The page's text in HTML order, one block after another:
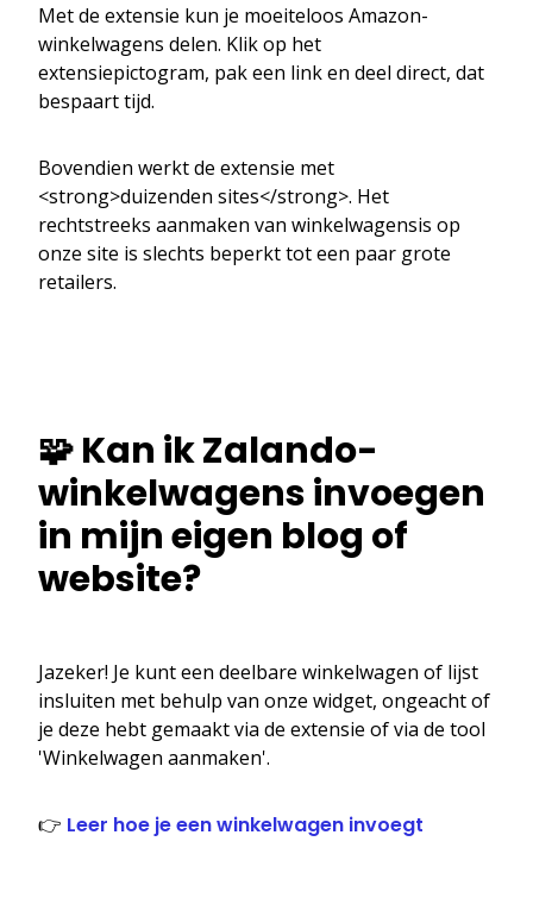
Met de extensie kun je moeiteloos Amazon-
winkelwagens delen. Klik op het
extensiepictogram, pak een link en deel direct, dat
bespaart tijd.
Bovendien werkt de extensie met
<strong>duizenden sites</strong>. Het
rechtstreeks aanmaken van winkelwagensis op
onze site is slechts beperkt tot een paar grote
retailers.
🧩 Kan ik Zalando-
winkelwagens invoegen
in mijn eigen blog of
website?
Jazeker! Je kunt een deelbare winkelwagen of lijst
insluiten met behulp van onze widget, ongeacht of
je deze hebt gemaakt via de extensie of via de tool
'Winkelwagen aanmaken'.
👉 Leer hoe je een winkelwagen invoegt